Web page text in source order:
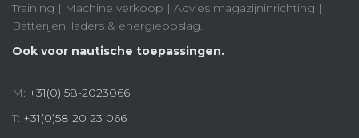
Training | Machine verkoop | Advies magazijninrichting |
Batterijen, laders & energieopslag.
Ook voor nautische toepassingen.
M: +31(0) 58-2023066
T: +31(0)58 20 23 066